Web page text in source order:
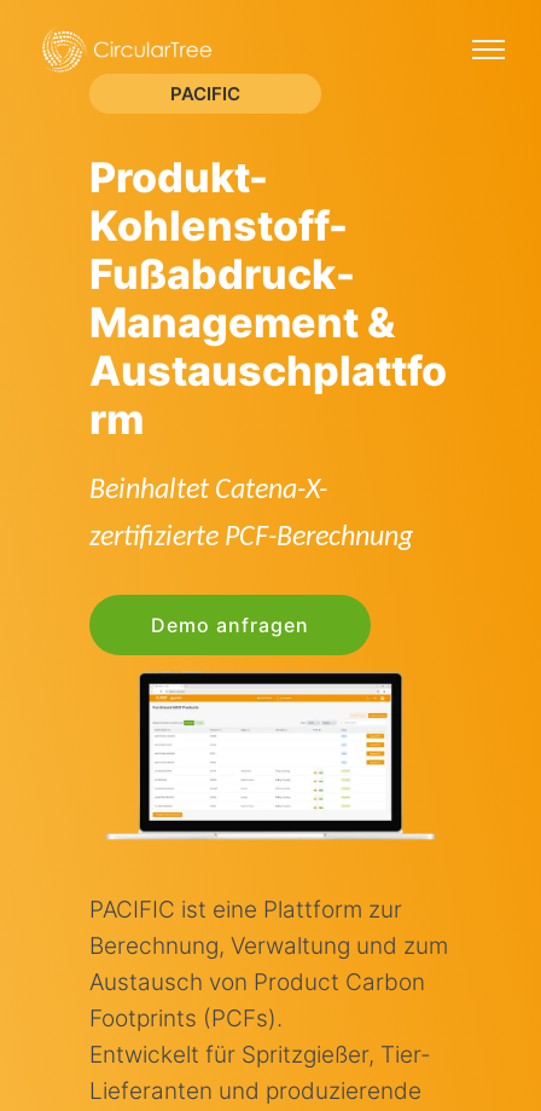
PACIFIC
Produkt-
Kohlenstoff-
Fußabdruck-
Management &
Austauschplattfo
rm
Beinhaltet Catena-X-
zertifizierte PCF-Berechnung
Demo anfragen
PACIFIC ist eine Plattform zur
Berechnung, Verwaltung und zum
Austausch von Product Carbon
Footprints (PCFs).
Entwickelt für Spritzgießer, Tier-
Lieferanten und produzierende